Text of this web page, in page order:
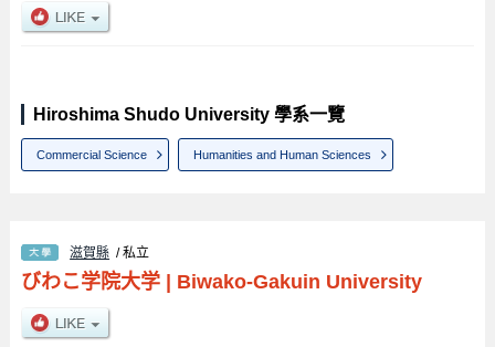
Hiroshima Shudo University 學系一覽
Commercial Science Humanities and Human Sciences
滋賀縣 / 私立
びわこ学院大学| Biwako-Gakuin University